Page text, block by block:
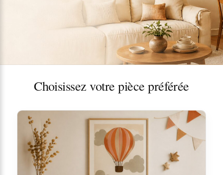
Thèmes ▸
Choisissez votre pièce préférée